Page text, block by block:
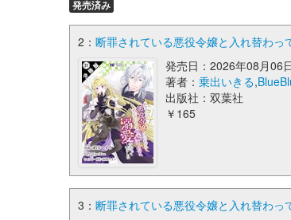
発売済み
2： 断罪されている悪役令嬢と入れ替わ
発売日：2026年08月06
著者：乗出いきる,
出版社：双葉社
￥165
3： 断罪されている悪役令嬢と入れ替わ